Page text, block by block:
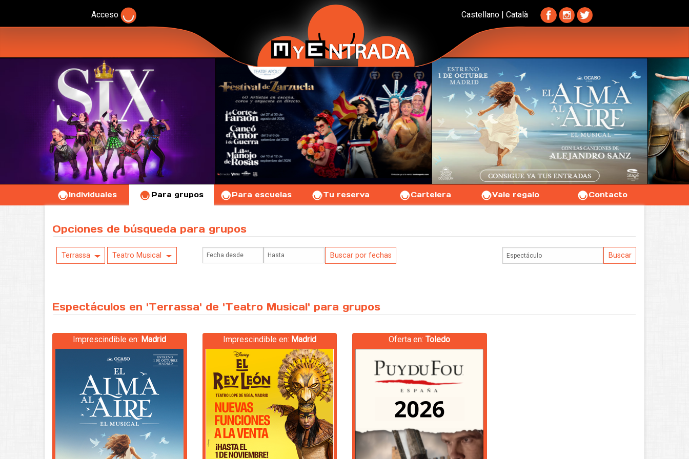
Acceso Castellano |Català
Individuales Para grupos Para escuelas Tu reserva Cartelera Vale regalo Contacto
Opciones de búsqueda para grupos
Terrassa Teatro Musical
Espectáculos en 'Terrassa' de 'Teatro Musical' para grupos
Imprescindible en: Madrid Imprescindible en: Madrid Oferta en:Toledo